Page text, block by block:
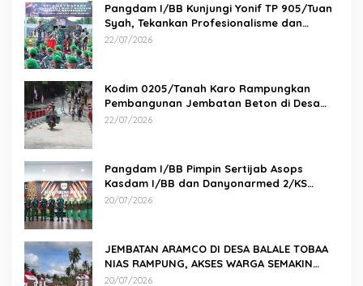
Pangdam I/BB Kunjungi Yonif TP 905/Tuan
Syah, Tekankan Profesionalisme dan
Kesiapan Prajurit
22/07/2026
Kodim 0205/Tanah Karo Rampungkan
Pembangunan Jembatan Beton di Desa
Pernantin
22/07/2026
Pangdam I/BB Pimpin Sertijab Asops
Kasdam I/BB dan Danyonarmed 2/KS
serta Tradisi Korps
20/07/2026
JEMBATAN ARAMCO DI DESA BALALE TOBAA
NIAS RAMPUNG, AKSES WARGA SEMAKIN
MUDAH
20/07/2026